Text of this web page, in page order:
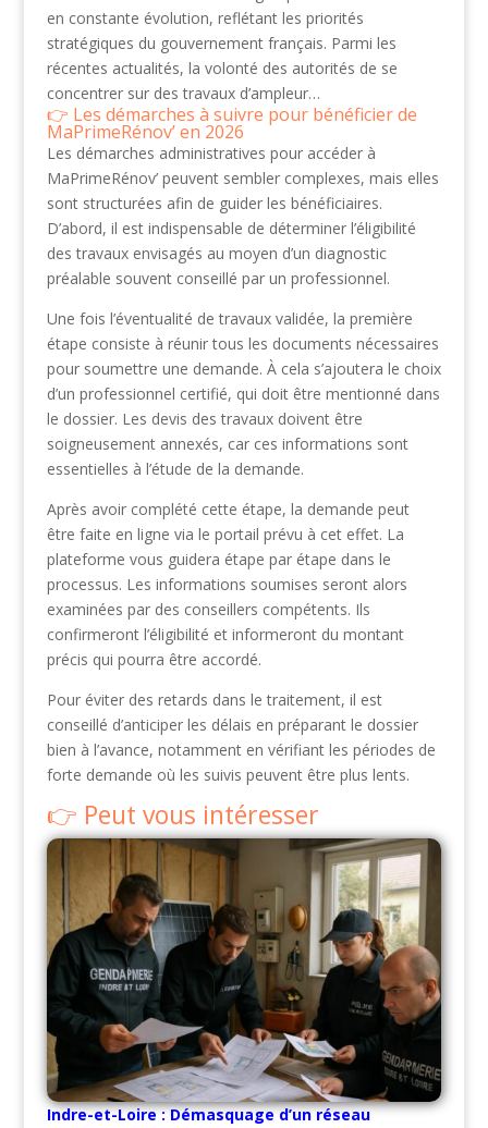
en constante évolution, reflétant les priorités
stratégiques du gouvernement français. Parmi les
récentes actualités, la volonté des autorités de se
concentrer sur des travaux d’ampleur…
Les démarches à suivre pour bénéficier de
MaPrimeRénov’ en 2026
Les démarches administratives pour accéder à
MaPrimeRénov’ peuvent sembler complexes, mais elles
sont structurées afin de guider les bénéficiaires.
D’abord, il est indispensable de déterminer l’éligibilité
des travaux envisagés au moyen d’un diagnostic
préalable souvent conseillé par un professionnel.
Une fois l’éventualité de travaux validée, la première
étape consiste à réunir tous les documents nécessaires
pour soumettre une demande. À cela s’ajoutera le choix
d’un professionnel certifié, qui doit être mentionné dans
le dossier. Les devis des travaux doivent être
soigneusement annexés, car ces informations sont
essentielles à l’étude de la demande.
Après avoir complété cette étape, la demande peut
être faite en ligne via le portail prévu à cet effet. La
plateforme vous guidera étape par étape dans le
processus. Les informations soumises seront alors
examinées par des conseillers compétents. Ils
confirmeront l’éligibilité et informeront du montant
précis qui pourra être accordé.
Pour éviter des retards dans le traitement, il est
conseillé d’anticiper les délais en préparant le dossier
bien à l’avance, notamment en vérifiant les périodes de
forte demande où les suivis peuvent être plus lents.
Peut vous intéresser
Indre-et-Loire : Démasquage d’un réseau